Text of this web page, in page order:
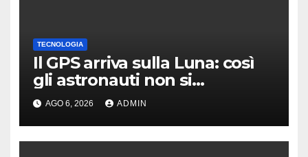
TECNOLOGIA
Il GPS arriva sulla Luna: così
gli astronauti non si
perderanno più
AGO 6, 2026 ADMIN